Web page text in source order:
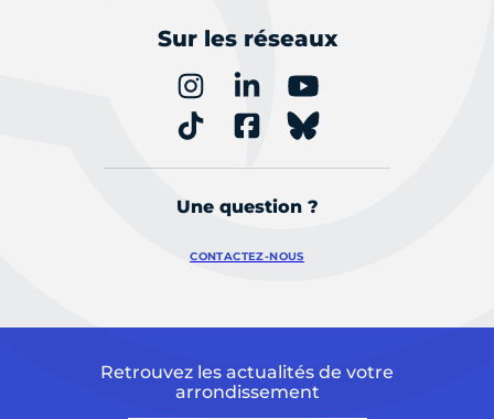
Sur les réseaux
Une question ?
CONTACTEZ-NOUS
Retrouvez les actualités de votre
arrondissement